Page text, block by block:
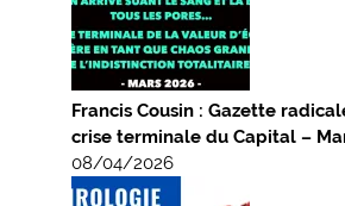
Francis Cousin : Gazette
crise terminale du Capital –
08/04/2026